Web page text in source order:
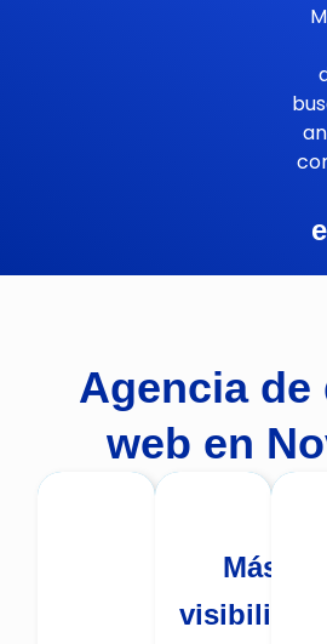
Agencia de
web en
Más
visibilidad
Más